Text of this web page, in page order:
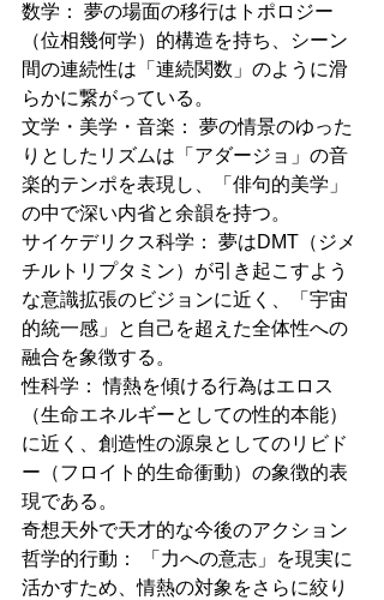
数学： 夢の場面の移行はトポロジー
（位相幾何学）的構造を持ち、シーン
間の連続性は「連続関数」のように滑
らかに繋がっている。
文学・美学・音楽： 夢の情景のゆった
りとしたリズムは「アダージョ」の音
楽的テンポを表現し、「俳句的美学」
の中で深い内省と余韻を持つ。
サイケデリクス科学： 夢はDMT（ジメ
チルトリプタミン）が引き起こすよう
な意識拡張のビジョンに近く、「宇宙
的統一感」と自己を超えた全体性への
融合を象徴する。
性科学： 情熱を傾ける行為はエロス
（生命エネルギーとしての性的本能）
に近く、創造性の源泉としてのリビド
ー（フロイト的生命衝動）の象徴的表
現である。
奇想天外で天才的な今後のアクション
哲学的行動： 「力への意志」を現実に
活かすため、情熱の対象をさらに絞り